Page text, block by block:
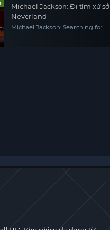
Michael Jackson: Đi tìm xứ sở
Neverland
Michael Jackson: Searching for